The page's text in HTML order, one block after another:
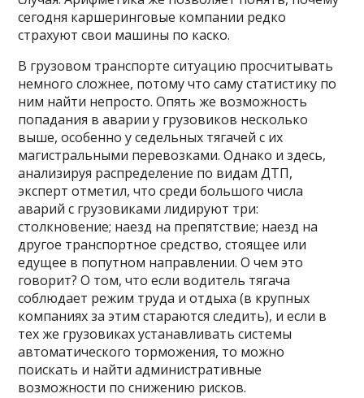
сегодня каршеринговые компании редко
страхуют свои машины по каско.
В грузовом транспорте ситуацию просчитывать
немного сложнее, потому что саму статистику по
ним найти непросто. Опять же возможность
попадания в аварии у грузовиков несколько
выше, особенно у седельных тягачей с их
магистральными перевозками. Однако и здесь,
анализируя распределение по видам ДТП,
эксперт отметил, что среди большого числа
аварий с грузовиками лидируют три:
столкновение; наезд на препятствие; наезд на
другое транспортное средство, стоящее или
едущее в попутном направлении. О чем это
говорит? О том, что если водитель тягача
соблюдает режим труда и отдыха (в крупных
компаниях за этим стараются следить), и если в
тех же грузовиках устанавливать системы
автоматического торможения, то можно
поискать и найти административные
возможности по снижению рисков.